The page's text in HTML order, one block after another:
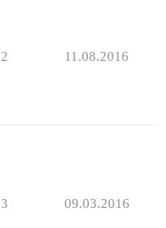
2 11.08.2016
3 09.03.2016